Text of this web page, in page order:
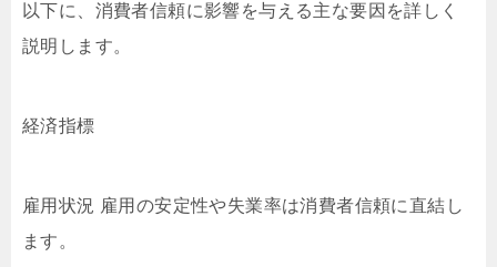
以下に、消費者信頼に影響を与える主な要因を詳しく
説明します。
経済指標
雇用状況 雇用の安定性や失業率は消費者信頼に直結し
ます。